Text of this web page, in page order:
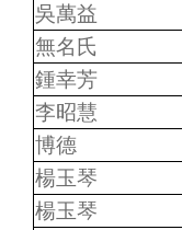
吳萬益
無名氏
鍾幸芳
李昭慧
博德
楊玉琴
楊玉琴